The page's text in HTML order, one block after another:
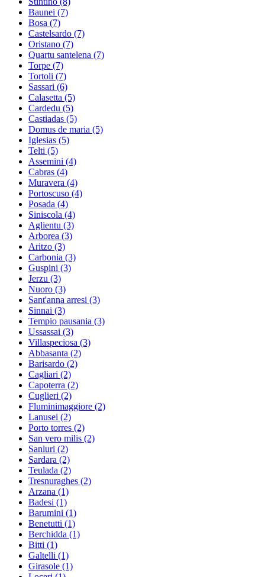
Baunei (7)
Bosa (7)
Castelsardo (7)
Oristano (7)
Quartu santelena (7)
Torpe (7)
Tortoli (7)
Sassari (6)
Calasetta (5)
Cardedu (5)
Castiadas (5)
Domus de maria (5)
Iglesias (5)
Telti (5)
Assemini (4)
Cabras (4)
Muravera (4)
Portoscuso (4)
Posada (4)
Siniscola (4)
Aglientu (3)
Arborea (3)
Aritzo (3)
Carbonia (3)
Guspini (3)
Jerzu (3)
Nuoro (3)
Sant'anna arresi (3)
Sinnai (3)
Tempio pausania (3)
Ussassai (3)
Villaspeciosa (3)
Abbasanta (2)
Barisardo (2)
Cagliari (2)
Capoterra (2)
Cuglieri (2)
Fluminimaggiore (2)
Lanusei (2)
Porto torres (2)
San vero milis (2)
Sanluri (2)
Sardara (2)
Teulada (2)
Tresnuraghes (2)
Arzana (1)
Badesi (1)
Barumini (1)
Benetutti (1)
Berchidda (1)
Bitti (1)
Galtelli (1)
Girasole (1)